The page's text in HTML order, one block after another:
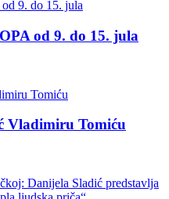
od 9. do 15. jula
Vladimiru Tomiću